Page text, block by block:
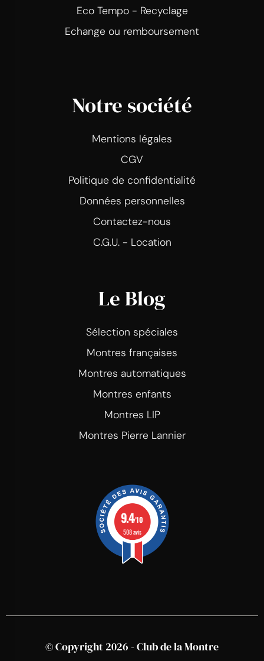
Eco Tempo - Recyclage
Echange ou remboursement
Notre société
Mentions légales
CGV
Politique de confidentialité
Données personnelles
Contactez-nous
C.G.U. - Location
Le Blog
Sélection spéciales
Montres françaises
Montres automatiques
Montres enfants
Montres LIP
Montres Pierre Lannier
9.4/10
508 avis
© Copyright 2026 - Club de la Montre